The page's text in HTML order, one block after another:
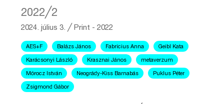
2022╱2
2024. július 3. ╱Print - 2022
AES+F Balázs János Fabricius Anna Geibl Kata
Karácsonyi László Krasznai János metaverzum
Mórocz István Neogrády-Kiss Barnabás Puklus Péter
Zsigmond Gábor